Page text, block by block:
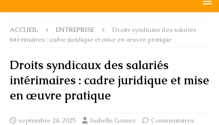
ACCUEIL ENTREPRISE
Droits syndicaux des salariés
intérimaires : cadre juridique et mise en œuvre pratique
Droits syndicaux des salariés
intérimaires : cadre juridique et mise
en œuvre pratique
septembre 24, 2025 Isabelle Gomez
Commentaires